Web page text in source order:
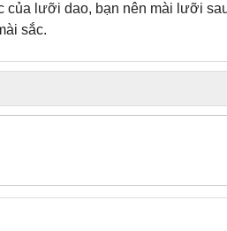
của lưỡi dao, bạn nên mài lưỡi
sắc.